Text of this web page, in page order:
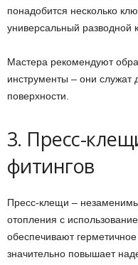
понадобится несколько
универсальный разводной
Мастера рекомендуют
инструменты – они
поверхности.
3. Пресс-
фитингов
Пресс-клещи –
отопления с
обеспечивают
значительно повышает